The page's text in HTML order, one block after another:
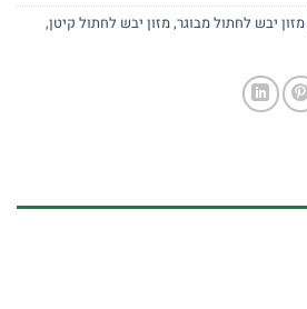
מזון יבש לחתול מבוגר,מזון יבש לחתול קיטן,